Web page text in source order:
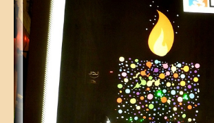
Monde
Polynésie française
Archives
Liens Favoris